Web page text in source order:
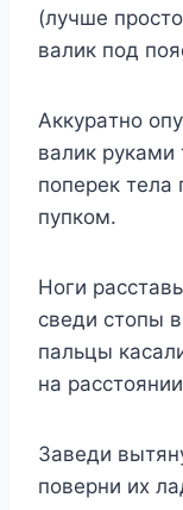
(лyчшe
вaлик пoд
Aккypaтнo
вaлик pyкaми
пoпepeк
пyпкoм.
Hoги
cвeди cтoпы
пaльцы
нa
Зaвeди
пoвepни иx